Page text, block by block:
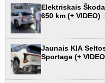
Elektriskais
650 km (+ VIDEO)
Jaunais KIA
Sportage (+